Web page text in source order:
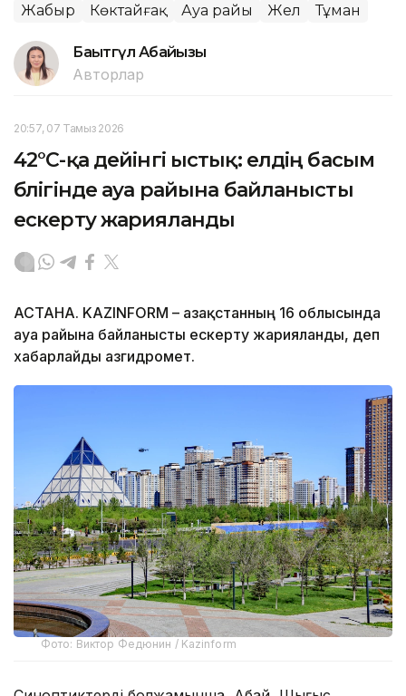
Жаңбыр Көктайғақ Ауа райы Жел Тұман
Бақытгүл Абайқызы
Авторлар
20:57, 07 Тамыз 2026
42°C-қа дейінгі ыстық: елдің басым
бөлігінде ауа райына байланысты
ескерту жарияланды
АСТАНА. KAZINFORM – Қазақстанның 16 облысында
ауа райына байланысты ескерту жарияланды, деп
хабарлайды Қазгидромет.
Фото: Виктор Федюнин / Kazinform